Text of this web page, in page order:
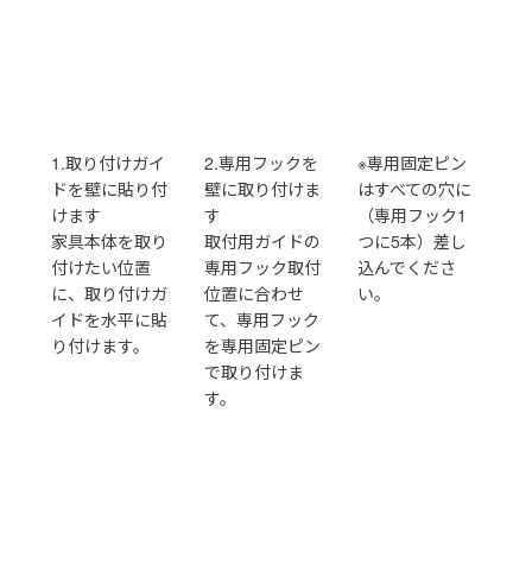
1.取り付けガイ
ドを壁に貼り付
けます
家具本体を取り
付けたい位置
に、取り付けガ
イドを水平に貼
り付けます。
2.専用フックを
壁に取り付けま
す
取付用ガイドの
専用フック取付
位置に合わせ
て、専用フック
を専用固定ピン
で取り付けま
す。
※専用固定ピン
はすべての穴に
（専用フック1
つに5本）差し
込んでくださ
い。